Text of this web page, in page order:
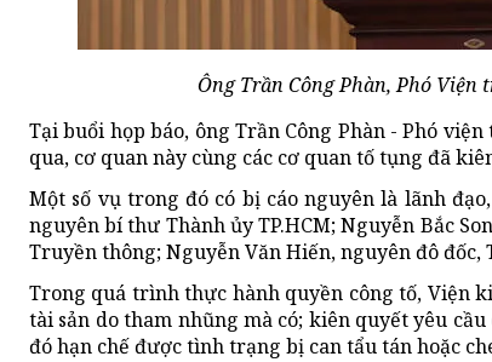
Ông Trần Công Phàn, Phó Viện
Tại buổi họp báo, ông Trần Công Phàn - Phó
qua, cơ quan này cùng các cơ quan tố tụng đã
Một số vụ trong đó có bị cáo nguyên là lãnh
nguyên bí thư Thành ủy TP.HCM; Nguyễn Bắc
Truyền thông; Nguyễn Văn Hiến, nguyên đô
Trong quá trình thực hành quyền công tố, Viện
tài sản do tham nhũng mà có; kiên quyết yêu
đó hạn chế được tình trạng bị can tẩu tán hoặc